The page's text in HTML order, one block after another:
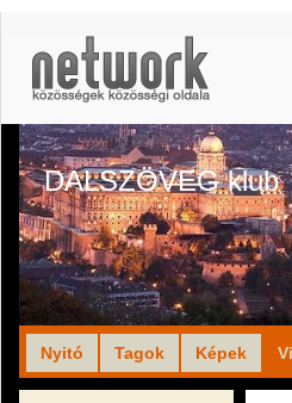
DALSZÖVEG klub
Nyitó Tagok Képek